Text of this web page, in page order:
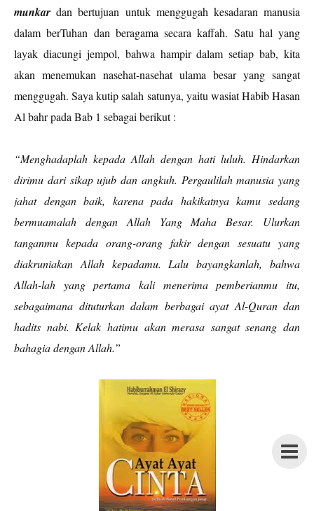
munkar dan bertujuan untuk menggugah kesadaran manusia
dalam berTuhan dan beragama secara kaffah. Satu hal yang
layak diacungi jempol, bahwa hampir dalam setiap bab, kita
akan menemukan nasehat-nasehat ulama besar yang sangat
menggugah. Saya kutip salah satunya, yaitu wasiat Habib Hasan
Al bahr pada Bab 1 sebagai berikut :
“Menghadaplah kepada Allah dengan hati luluh. Hindarkan
dirimu dari sikap ujub dan angkuh. Pergaulilah manusia yang
jahat dengan baik, karena pada hakikatnya kamu sedang
bermuamalah dengan Allah Yang Maha Besar. Ulurkan
tanganmu kepada orang-orang fakir dengan sesuatu yang
diakruniakan Allah kepadamu. Lalu bayangkanlah, bahwa
Allah-lah yang pertama kali menerima pemberianmu itu,
sebagaimana dituturkan dalam berbagai ayat Al-Quran dan
hadits nabi. Kelak hatimu akan merasa sangat senang dan
bahagia dengan Allah.”